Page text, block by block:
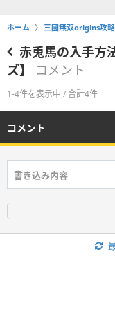
ホーム 三國無双origins攻
赤兎馬の入手方
ズ】
コメント
1-4件を表示中 / 合計4件
コメント